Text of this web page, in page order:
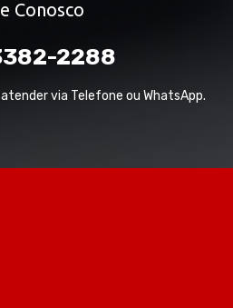
Conosco
2288
via Telefone ou WhatsApp.